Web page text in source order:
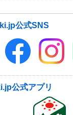
公式SNS
公式アプリ